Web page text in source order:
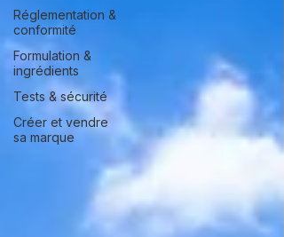
Réglementation &
conformité
Formulation &
ingrédients
Tests & sécurité
Créer et vendre
sa marque